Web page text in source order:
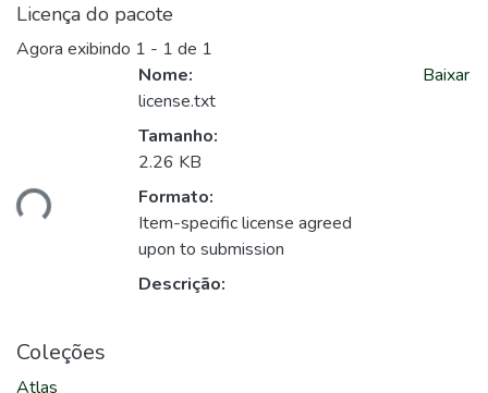
Licença do pacote
Agora exibindo 1 - 1 de 1
Nome:
license.txt
Tamanho:
2.26 KB
Formato:
Item-specific license agreed
upon to submission
Descrição:
Baixar
Coleções
Atlas